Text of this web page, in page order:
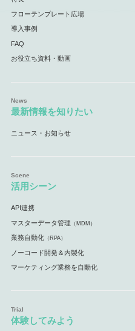
フローテンプレート広場
導入事例
FAQ
お役立ち資料・動画
最新情報を知りたい
ニュース・お知らせ
活用シーン
API連携
マスターデータ管理 （MDM）
業務自動化（RPA）
ノーコード開発＆内製化
マーケティング業務を自動化
体験してみよう